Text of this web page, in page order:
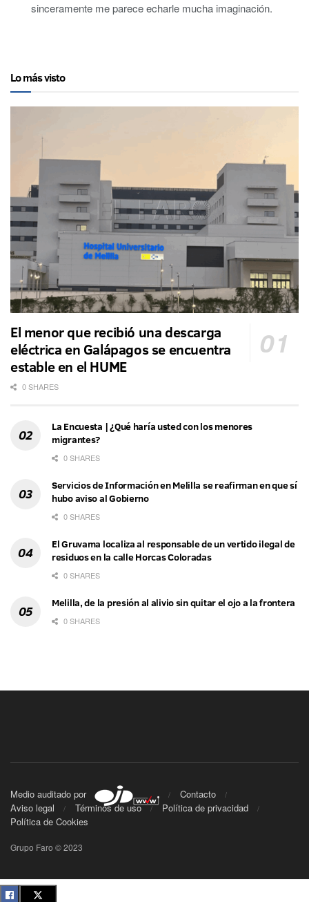
sinceramente me parece echarle mucha imaginación.
Lo más visto
El menor que recibió una descarga
eléctrica en Galápagos se encuentra
estable en el HUME
0 SHARES
La Encuesta | ¿Qué haría usted con los menores
migrantes?
0 SHARES
Servicios de Información en Melilla se reafirman en que sí
hubo aviso al Gobierno
0 SHARES
El Gruvama localiza al responsable de un vertido ilegal de
residuos en la calle Horcas Coloradas
0 SHARES
Melilla, de la presión al alivio sin quitar el ojo a la frontera
0 SHARES
Medio auditado por
Contacto
Aviso legal
Términos de uso
Política de privacidad
Política de Cookies
Grupo Faro © 2023